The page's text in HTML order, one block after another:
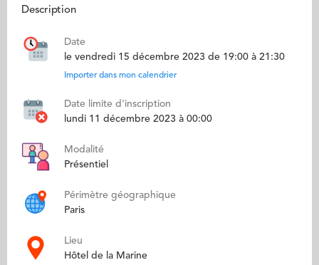
Description
Date
le vendredi 15 décembre 2023 de 19:00 à 21:30
Importer dans mon calendrier
Date limite d'inscription
lundi 11 décembre 2023 à 00:00
Modalité
Présentiel
Périmètre géographique
Paris
Lieu
Hôtel de la Marine